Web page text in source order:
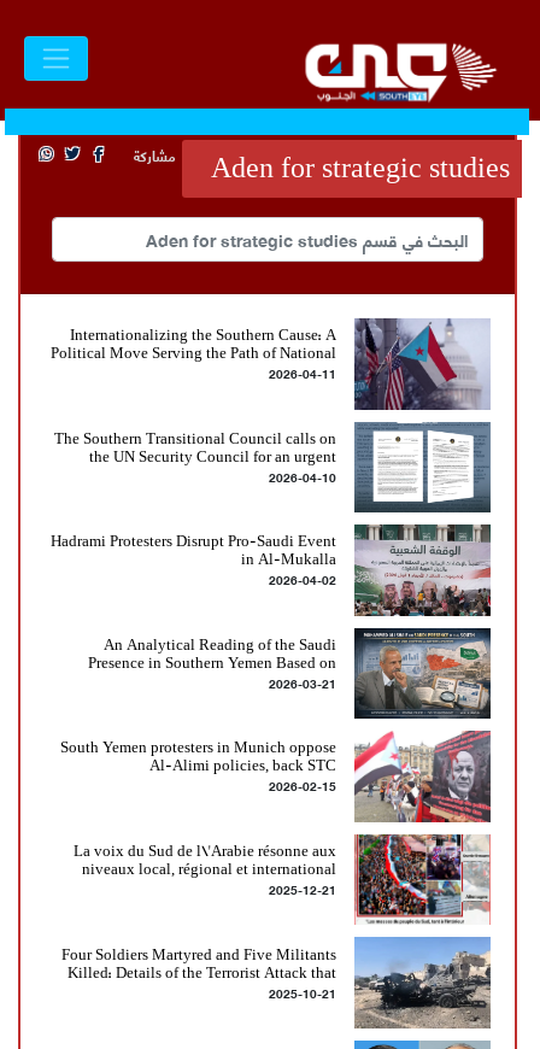
Aden for strategic studies مشاركة
Internationalizing the Southern Cause: A
Political Move Serving the Path of National
Liberation
2026-04-11
The Southern Transitional Council calls on
the UN Security Council for an urgent
international investigation
2026-04-10
Hadrami Protesters Disrupt Pro-Saudi Event
in Al-Mukalla
2026-04-02
An Analytical Reading of the Saudi
Presence in Southern Yemen Based on
excerpts from community cultural evenings
2026-03-21
South Yemen protesters in Munich oppose
Al-Alimi policies, back STC
2026-02-15
La voix du Sud de l\'Arabie résonne aux
niveaux local, régional et international
2025-12-21
Four Soldiers Martyred and Five Militants
Killed: Details of the Terrorist Attack that
Shook the Government Complex in Al-
2025-10-21